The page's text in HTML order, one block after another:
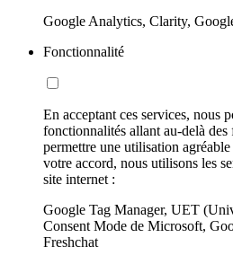
Google Analytics, Clarity,
Fonctionnalité
En acceptant ces services, nous
fonctionnalités allant au-delà des
permettre une utilisation
votre accord, nous utilisons les
site internet :
Google Tag Manager, UET
Consent Mode de Microsoft,
Freshchat